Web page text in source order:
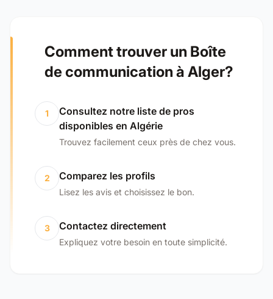
Comment trouver un Boîte
de communication à Alger?
1
Consultez notre liste de pros
disponibles en Algérie
Trouvez facilement ceux près de chez vous.
2 Comparez les profils
Lisez les avis et choisissez le bon.
3 Contactez directement
Expliquez votre besoin en toute simplicité.